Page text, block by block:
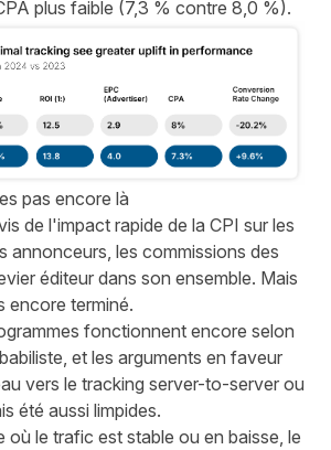
plus faible (7,3 % contre 8,0 %).
pas encore là
de l'impact rapide de la CPI sur les
annonceurs, les commissions des
éditeur dans son ensemble. Mais
encore terminé.
fonctionnent encore selon
et les arguments en faveur
vers le tracking server-to-server ou
été aussi limpides.
où le trafic est stable ou en baisse, le